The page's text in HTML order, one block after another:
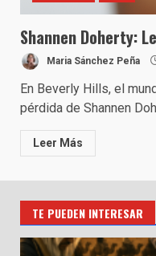
Shannen Doherty:
Maria Sánchez Peña
En Beverly Hills, el
pérdida de Shannen
Leer Más
TE PUEDEN INTERESAR